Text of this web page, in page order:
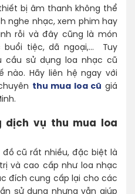
bị âm thanh không thể
nghe nhạc, xem phim hay
rỗi và đây cũng là món
tiệc, dã ngoại,… Tuy
cầu sử dụng loa nhạc cũ
nào. Hãy liên hệ ngay với
thu mua loa cũ giá
dịch vụ thu mua loa
đồ cũ rất nhiều, đặc biệt là
và cao cấp như loa nhạc
đích cung cấp lại cho các
sử dụng nhưng vẫn giúp